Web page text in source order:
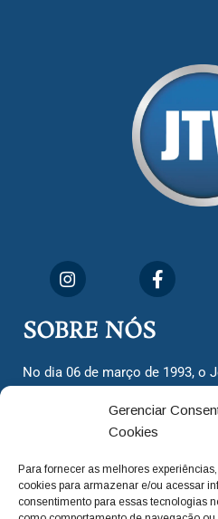
Gerenciar
Cookies
Para fornecer as melhores
cookies para armazenar e/ou acessar
consentimento para essas tecnologias
SOBRE NÓS
No dia 06 de março de 1993, o
cidadãos valinhenses, já que
dois jornais. Há mais de 30
com o foco de trazer as
deixamos de lado as